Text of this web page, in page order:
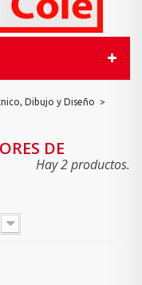
Dibujo y Diseño >
DE
Hay 2 productos.